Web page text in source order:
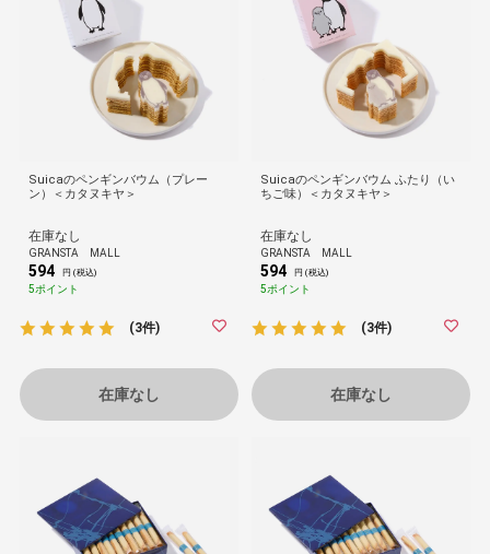
Suicaのペンギンバウム（プレー
ン）＜カタヌキヤ＞
在庫なし
GRANSTA MALL
594 円 (税込)
5ポイント
(3件)
在庫なし
Suicaのペンギンバウム ふたり（い
ちご味）＜カタヌキヤ＞
在庫なし
GRANSTA MALL
594 円 (税込)
5ポイント
(3件)
在庫なし